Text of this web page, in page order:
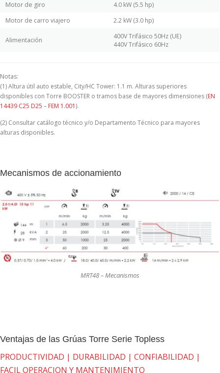
Motor de giro
4.0 kW (5.5 hp)
Motor de carro viajero
2.2 kW (3.0 hp)
Alimentación
400V Trifásico 50Hz (UE)
440V Trifásico 60Hz
Notas:
(1) Altura útil auto estable, City/HC Tower: 1.1 m. Alturas superiores
disponibles con Torre BOOSTER o tramos base de mayores dimensiones (EN
14439 C25 D25 – FEM 1.001).
(2) Consultar catálogo técnico y/o Departamento Técnico para mayores
alturas disponibles.
Mecanismos de accionamiento
MRT48 – Mecanismos
Ventajas de las Grúas Torre Serie Topless
PRODUCTIVIDAD | DURABILIDAD | CONFIABILIDAD |
FACIL OPERACION Y MANTENIMIENTO